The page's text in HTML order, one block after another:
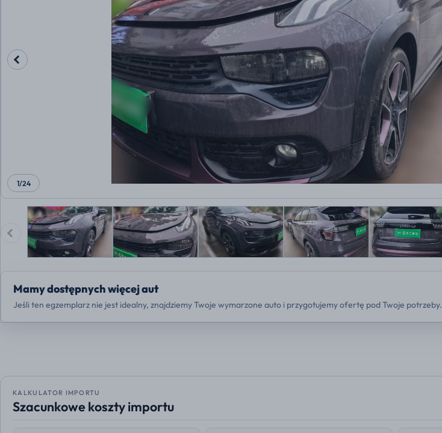
1/24
Mamy dostępnych więcej aut
Jeśli ten egzemplarz nie jest idealny, znajdziemy Twoje wymarzone auto i przygotujemy ofertę pod Twoje potrzeby.
KALKULATOR IMPORTU
Szacunkowe koszty importu